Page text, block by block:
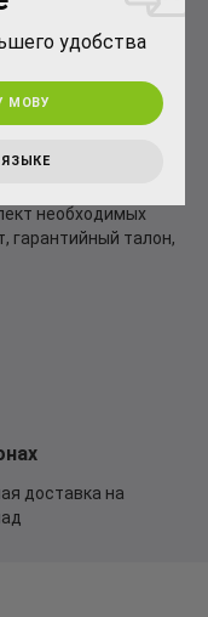
необходимых
гарантийный талон,
доставка на
удобства
МОВУ